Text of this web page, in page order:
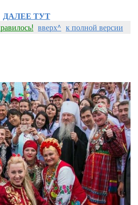
ДАЛЕЕ ТУТ
вверх^ к полной версии